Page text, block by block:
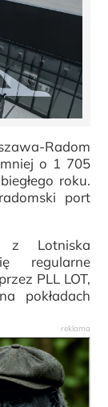
Radom
o 1 705
roku.
port
z Lotniska
regularne
PLL LOT,
pokładach